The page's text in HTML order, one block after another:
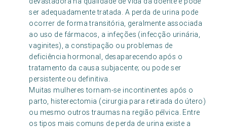
ser adequadamente tratada. A perda de urina pode
ocorrer de forma transitória, geralmente associada
ao uso de fármacos, a infeções (infecção urinária,
vaginites), a constipação ou problemas de
deficiência hormonal, desaparecendo após o
tratamento da causa subjacente; ou pode ser
persistente ou definitiva.
Muitas mulheres tornam-se incontinentes após o
parto, histerectomia (cirurgia para retirada do útero)
ou mesmo outros traumas na região pélvica. Entre
os tipos mais comuns de perda de urina existe a